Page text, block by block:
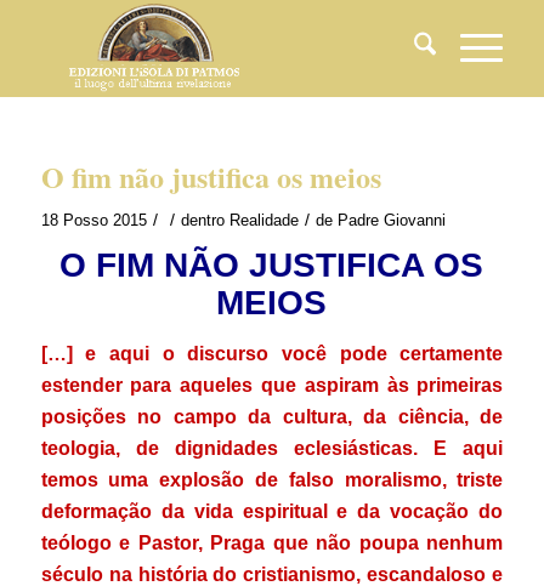
O fim não justifica os meios
18 Posso 2015 / / dentro Realidade / de Padre Giovanni
O FIM NÃO JUSTIFICA OS
MEIOS
[…] e aqui o discurso você pode certamente
estender para aqueles que aspiram às primeiras
posições no campo da cultura, da ciência, de
teologia, de dignidades eclesiásticas. E aqui
temos uma explosão de falso moralismo, triste
deformação da vida espiritual e da vocação do
teólogo e Pastor, Praga que não poupa nenhum
século na história do cristianismo, escandaloso e